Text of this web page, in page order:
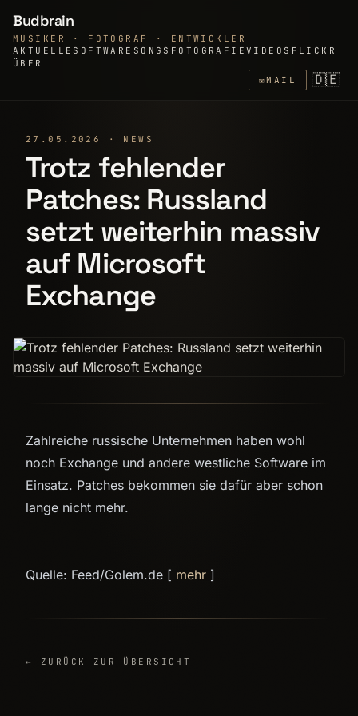
Budbrain
MUSIKER · FOTOGRAF · ENTWICKLER
AKTUELLE SOFTWARE SONGS FOTOGRAFIEVIDEOS FLICKR
ÜBER
✉MAIL 🇩🇪
27.05.2026 · NEWS
Trotz fehlender
Patches: Russland
setzt weiterhin massiv
auf Microsoft
Exchange
Zahlreiche russische Unternehmen haben wohl
noch Exchange und andere westliche Software im
Einsatz. Patches bekommen sie dafür aber schon
lange nicht mehr.
Quelle: Feed/Golem.de [ mehr ]
← ZURÜCK ZUR ÜBERSICHT